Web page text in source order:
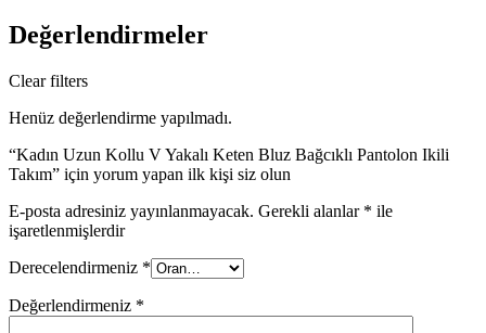
Değerlendirmeler
Clear filters
Henüz değerlendirme yapılmadı.
“Kadın Uzun Kollu V Yakalı Keten Bluz Bağcıklı Pantolon Ikili
Takım” için yorum yapan ilk kişi siz olun
E-posta adresiniz yayınlanmayacak. Gerekli alanlar * ile
işaretlenmişlerdir
Derecelendirmeniz *
Değerlendirmeniz *